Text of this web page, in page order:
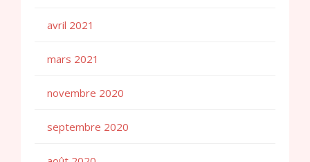
avril 2021
mars 2021
novembre 2020
septembre 2020